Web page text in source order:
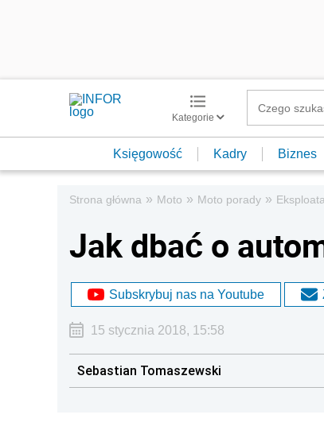
Kategorie
Księgowość Kadry Biznes
Strona główna » Moto » Moto porady »
Jak dbać o
Subskrybuj nas na Youtube
15 stycznia 2018, 15:58
Sebastian Tomaszewski